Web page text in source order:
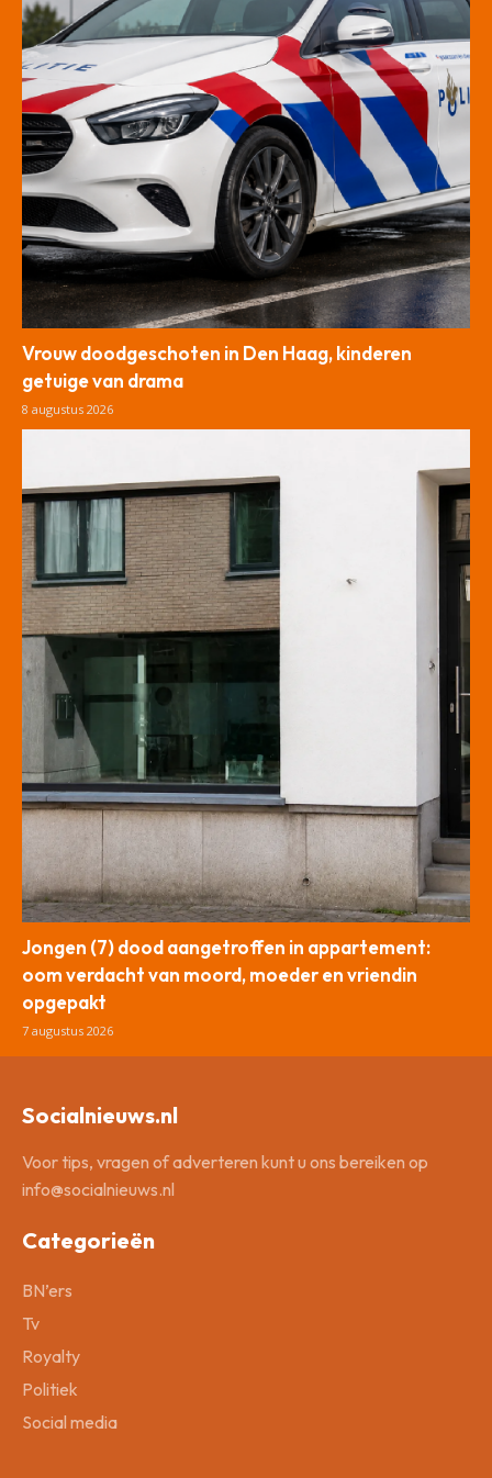
Vrouw doodgeschoten in Den Haag, kinderen
getuige van drama
8 augustus 2026
Jongen (7) dood aangetroffen in appartement:
oom verdacht van moord, moeder en vriendin
opgepakt
7 augustus 2026
Socialnieuws.nl
Voor tips, vragen of adverteren kunt u ons bereiken op
info@socialnieuws.nl
Categorieën
BN’ers
Tv
Royalty
Politiek
Social media